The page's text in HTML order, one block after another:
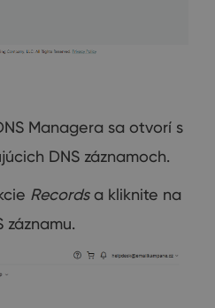
sa otvorí s
DNS záznamoch.
Recordsa kliknite na
záznamu.